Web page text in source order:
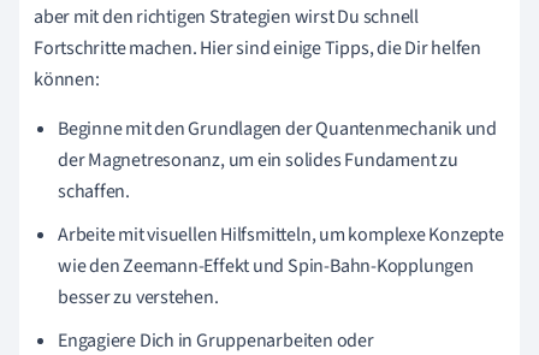
aber mit den richtigen Strategien wirst Du schnell
Fortschritte machen. Hier sind einige Tipps, die Dir helfen
können:
Beginne mit den Grundlagen der Quantenmechanik und
der Magnetresonanz, um ein solides Fundament zu
schaffen.
Arbeite mit visuellen Hilfsmitteln, um komplexe Konzepte
wie den Zeemann-Effekt und Spin-Bahn-Kopplungen
besser zu verstehen.
Engagiere Dich in Gruppenarbeiten oder